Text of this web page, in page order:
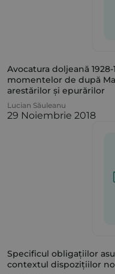
Avocatura doljeană
momentelor de după
arestărilor și epurărilor
Lucian Săuleanu
29 Noiembrie 2018
Specificul obligațiilor
contextul dispozițiilor